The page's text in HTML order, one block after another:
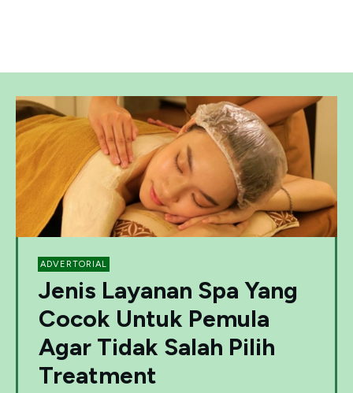
ADVERTORIAL
Jenis Layanan Spa Yang
Cocok Untuk Pemula
Agar Tidak Salah Pilih
Treatment